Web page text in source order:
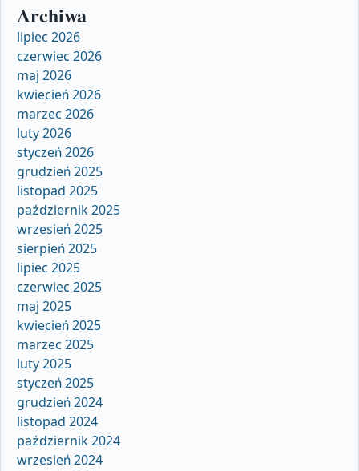
Archiwa
lipiec 2026
czerwiec 2026
maj 2026
kwiecień 2026
marzec 2026
luty 2026
styczeń 2026
grudzień 2025
listopad 2025
październik 2025
wrzesień 2025
sierpień 2025
lipiec 2025
czerwiec 2025
maj 2025
kwiecień 2025
marzec 2025
luty 2025
styczeń 2025
grudzień 2024
listopad 2024
październik 2024
wrzesień 2024